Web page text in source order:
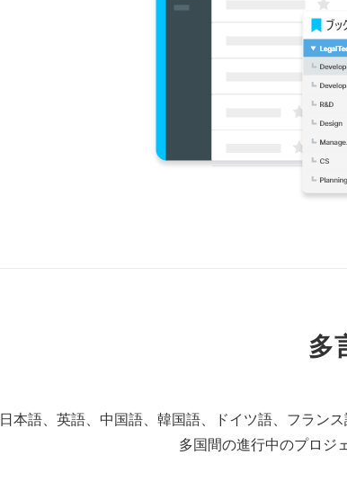
多
日本語、英語、中国語、韓国語、ドイツ語、フラン
多国間の進行中のプロジ